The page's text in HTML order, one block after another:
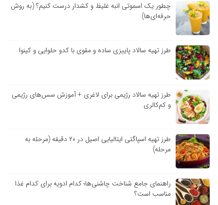
چطور یک اسموتی انبه غلیظ و کشدار درست کنیم؟ (به روش
حرفه‌ای‌ها)
طرز تهیه سالاد پاییزی ساده و مقوی با کدو حلوایی و کینوا
طرز تهیه سالاد رژیمی برای لاغری + آموزش سس‌های رژیمی
و کم‌کالری
طرز تهیه اسپاگتی ایتالیایی اصیل در ۲۰ دقیقه (مرحله به
مرحله)
راهنمای جامع شناخت چاشنی‌ها؛ کدام ادویه برای کدام غذا
مناسب است؟